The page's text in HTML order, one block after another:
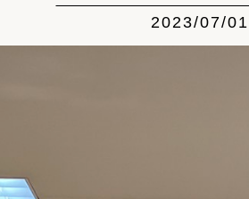
2023/07/01